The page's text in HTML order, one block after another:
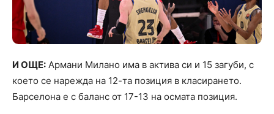
И ОЩЕ: Армани Милано има в актива си и 15 загуби, с
което се нарежда на 12-та позиция в класирането.
Барселона е с баланс от 17-13 на осмата позиция.